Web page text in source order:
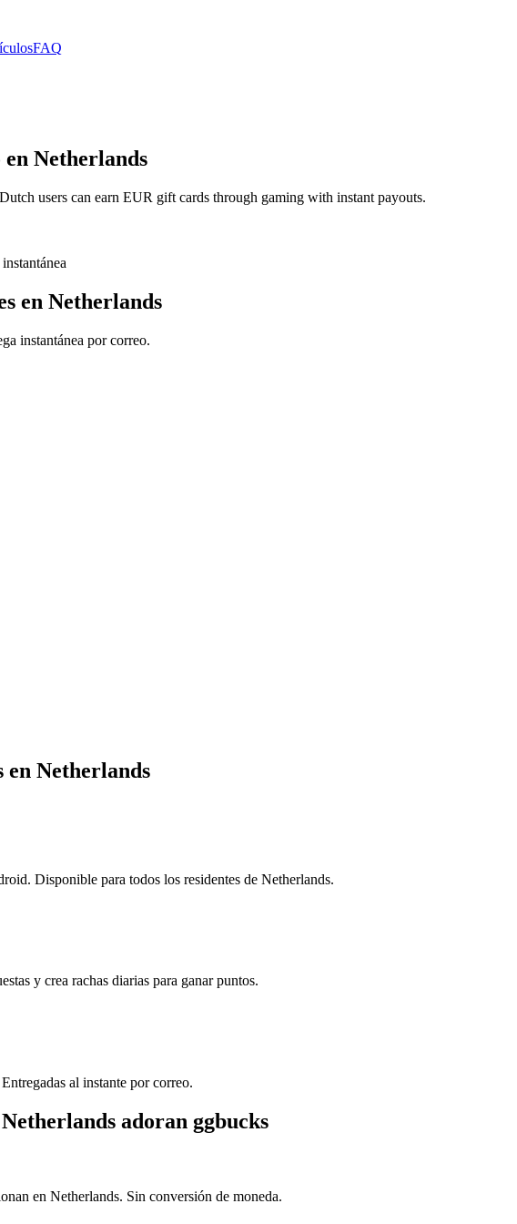
FAQ
Netherlands
users can earn EUR gift cards through gaming with instant payouts.
en Netherlands
instantánea por correo.
en Netherlands
Disponible para todos los residentes de Netherlands.
y crea rachas diarias para ganar puntos.
al instante por correo.
adoran ggbucks
en Netherlands. Sin conversión de moneda.